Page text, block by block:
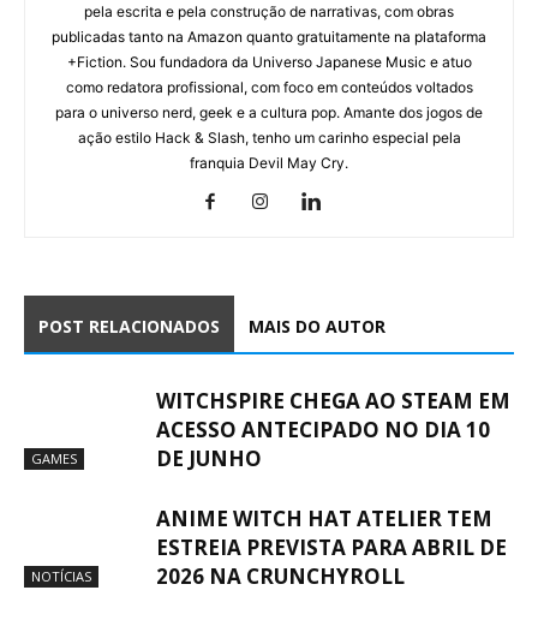
pela escrita e pela construção de narrativas, com obras
publicadas tanto na Amazon quanto gratuitamente na plataforma
+Fiction. Sou fundadora da Universo Japanese Music e atuo
como redatora profissional, com foco em conteúdos voltados
para o universo nerd, geek e a cultura pop. Amante dos jogos de
ação estilo Hack & Slash, tenho um carinho especial pela
franquia Devil May Cry.
POST RELACIONADOS MAIS DO AUTOR
GAMES
WITCHSPIRE CHEGA AO STEAM EM
ACESSO ANTECIPADO NO DIA 10
DE JUNHO
NOTÍCIAS
ANIME WITCH HAT ATELIER TEM
ESTREIA PREVISTA PARA ABRIL DE
2026 NA CRUNCHYROLL